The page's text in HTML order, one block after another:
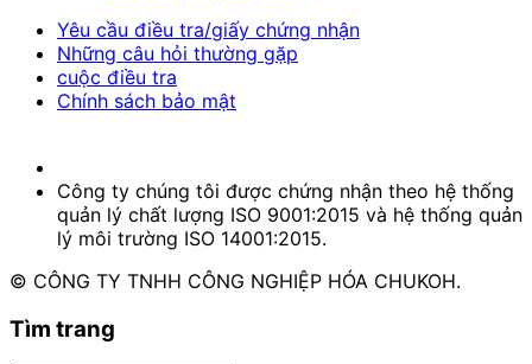
Yêu cầu điều tra/giấy chứng nhận
Những câu hỏi thường gặp
cuộc điều tra
Chính sách bảo mật
Công ty chúng tôi được chứng nhận theo hệ thống
quản lý chất lượng ISO 9001:2015 và hệ thống quản
lý môi trường ISO 14001:2015.
© CÔNG TY TNHH CÔNG NGHIỆP HÓA CHUKOH.
Tìm trang